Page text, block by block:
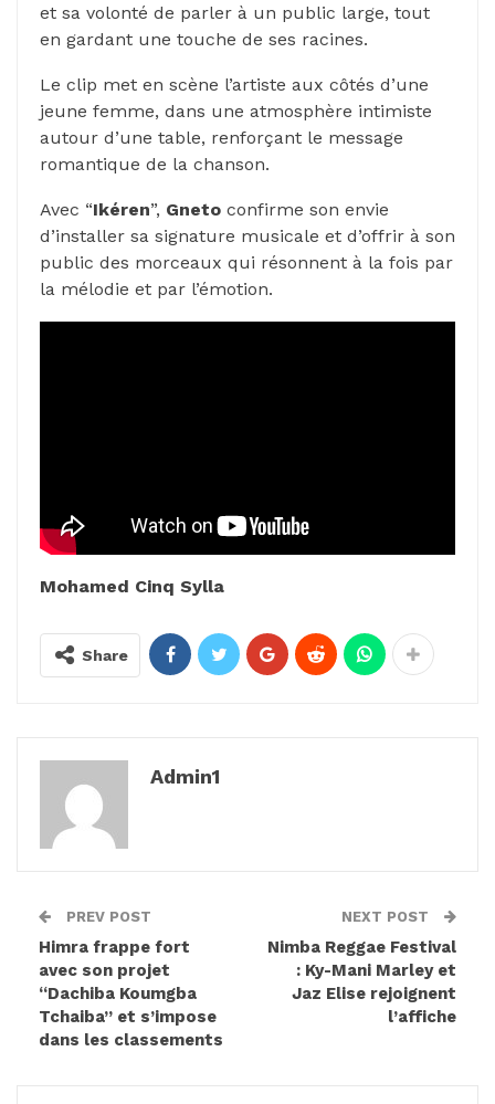
et sa volonté de parler à un public large, tout
en gardant une touche de ses racines.
Le clip met en scène l’artiste aux côtés d’une
jeune femme, dans une atmosphère intimiste
autour d’une table, renforçant le message
romantique de la chanson.
Avec “Ikéren”, Gneto confirme son envie
d’installer sa signature musicale et d’offrir à son
public des morceaux qui résonnent à la fois par
la mélodie et par l’émotion.
Mohamed Cinq Sylla
Share
Admin1
PREV POST
Himra frappe fort
avec son projet
“Dachiba Koumgba
Tchaiba” et s’impose
dans les classements
NEXT POST
Nimba Reggae Festival
: Ky-Mani Marley et
Jaz Elise rejoignent
l’affiche